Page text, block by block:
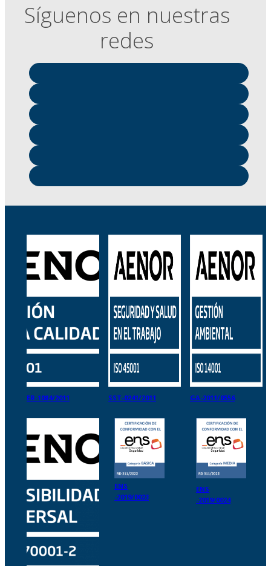
Síguenos en nuestras
redes
ER-1084/2011 SST-0241/2011 GA-2011/0556
ENS
-2019/0023
ENS
-2019/0024